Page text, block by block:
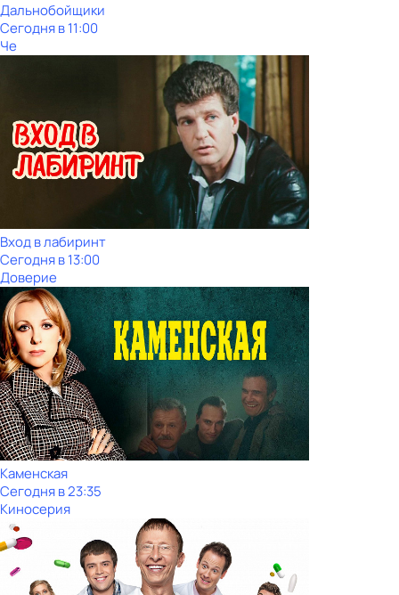
Дальнобойщики
Сегодня в 11:00
Че
Вход в лабиринт
Сегодня в 13:00
Доверие
Каменская
Сегодня в 23:35
Киносерия